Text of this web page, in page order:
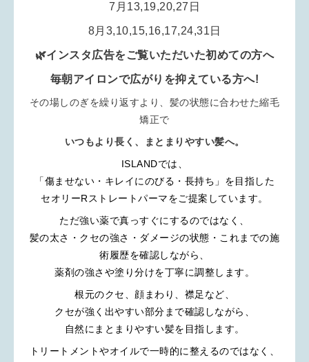
7月13,19,20,27日
8月3,10,15,16,17,24,31日
🌿インスタ広告をご覧いただいた初めての方へ
毎朝アイロンで広がりを抑えている方へ!
その場しのぎを繰り返すより、髪の状態に合わせた縮毛
矯正で
いつもより長く、まとまりやすい髪へ。
ISLANDでは、
「傷ませない・キレイにのびる・長持ち」を目指した
セオリーRストレートパーマをご提案しています。
ただ強い薬で真っすぐにするのではなく、
髪の太さ・クセの強さ・ダメージの状態・これまでの施
術履歴を確認しながら、
薬剤の強さや塗り分けを丁寧に調整します。
根元のクセ、顔まわり、襟足など、
クセが強く出やすい部分まで確認しながら、
自然にまとまりやすい髪を目指します。
トリートメントやオイルで一時的に整えるのではなく、